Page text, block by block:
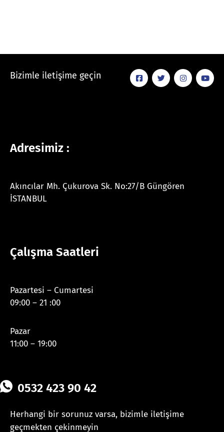
Bizimle iletişime geçin
Adresimiz :
Akıncılar Mh. Çukurova Sk. No:27/B Güngören
İSTANBUL
Çalışma Saatleri
Pazartesi – Cumartesi
09:00 – 21 :00
Pazar
11:00 – 19:00
0532 423 90 42
Herhangi bir sorunuz varsa, bizimle iletişime
geçmekten çekinmeyin